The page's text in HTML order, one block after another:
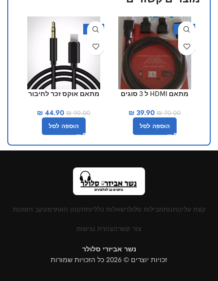
-43%
מתאם HDMI ל 3 סוגים
₪70.00
₪39.90
הוספה לסל
-50%
מתאם אוקס זכר לחיבור
₪90.00
₪44.90
הוספה לסל
קצת עלינוחנותחבילות סלולרשאלות כלליותתקנון האתרמעקב הזמנות
צור קשרהצהרת נגישות
נשר אביזרי סלולר
זכויות יוצרים © 2026 כל הזכויות שמורות